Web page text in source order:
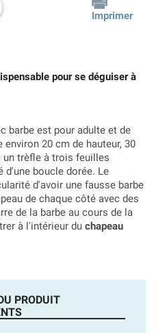
Imprimer
pour se déguiser à
barbe est pour adulte et de
20 cm de hauteur, 30
un trèfle à trois feuilles
d'une boucle dorée. Le
d'avoir une fausse barbe
de chaque côté avec des
de la barbe au cours de la
à l'intérieur du chapeau
PRODUIT